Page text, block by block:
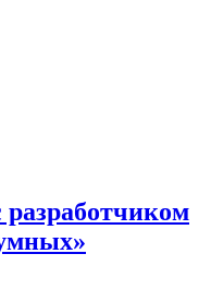
разработчиком